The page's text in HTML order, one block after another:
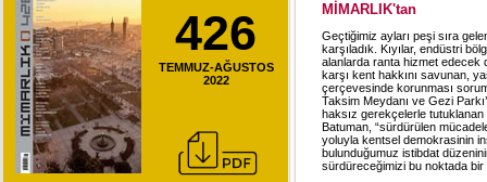
426
TEMMUZ-AĞUSTOS
2022
MİMARLIK'tan
Geçtiğimiz ayları peşi sıra
karşıladık. Kıyılar, endüstri
alanlarda ranta hizmet edecek
karşı kent hakkını savunan,
çerçevesinde korunması
Taksim Meydanı ve Gezi
haksız gerekçelerle tutuklanan
Batuman, “sürdürülen
yoluyla kentsel demokrasinin
bulunduğumuz istibdat
sürdüreceğimizi bu noktada